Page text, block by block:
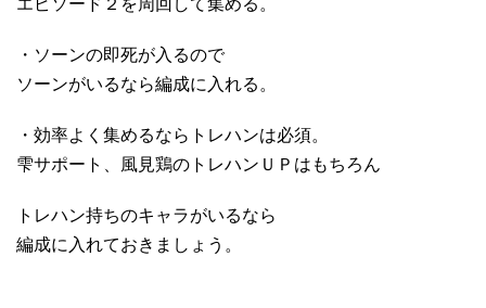
エピソード２を周回して集める。
・ソーンの即死が入るので
ソーンがいるなら編成に入れる。
・効率よく集めるならトレハンは必須。
雫サポート、風見鶏のトレハンＵＰはもちろん
トレハン持ちのキャラがいるなら
編成に入れておきましょう。